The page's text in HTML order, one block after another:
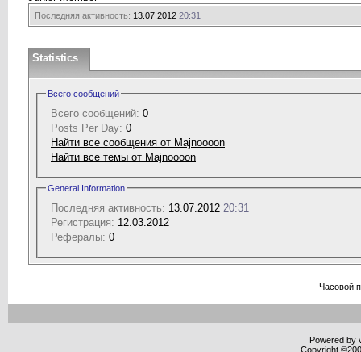
Последняя активность: 13.07.2012 20:31
Statistics
Всего сообщений
Всего сообщений: 0
Posts Per Day: 0
Найти все сообщения от Majnoooon
Найти все темы от Majnoooon
General Information
Последняя активность: 13.07.2012 20:31
Регистрация: 12.03.2012
Рефералы: 0
Часовой
Powered by
Copyright